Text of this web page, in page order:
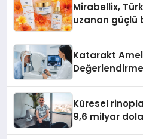
Mirabellix,
uzanan güçlü
Katarakt
Küresel
9,6 milyar